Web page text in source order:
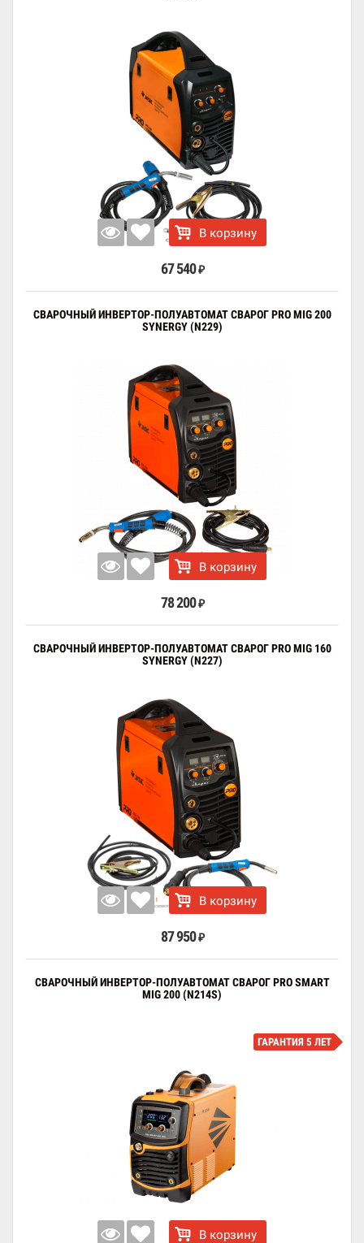
В корзину
67 540 ₽
СВАРОЧНЫЙ ИНВЕРТОР-ПОЛУАВТОМАТ СВАРОГ PRO MIG 200
SYNERGY (N229)
В корзину
78 200 ₽
СВАРОЧНЫЙ ИНВЕРТОР-ПОЛУАВТОМАТ СВАРОГ PRO MIG 160
SYNERGY (N227)
В корзину
87 950 ₽
СВАРОЧНЫЙ ИНВЕРТОР-ПОЛУАВТОМАТ СВАРОГ PRO SMART
MIG 200 (N214S)
ГАРАНТИЯ 5 ЛЕТ
В корзину